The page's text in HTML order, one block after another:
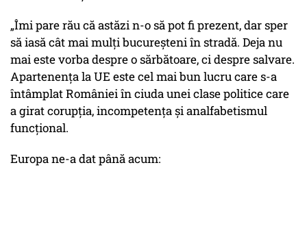
„Îmi pare rău că astăzi n-o să pot fi prezent, dar sper
să iasă cât mai mulți bucureșteni în stradă. Deja nu
mai este vorba despre o sărbătoare, ci despre salvare.
Apartenența la UE este cel mai bun lucru care s-a
întâmplat României în ciuda unei clase politice care
a girat corupția, incompetența și analfabetismul
funcțional.
Europa ne-a dat până acum: